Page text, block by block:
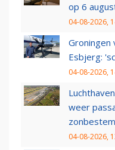
op 6
04-08-2026,
Groningen
Esbjerg:
04-08-2026,
weer
04-08-2026,